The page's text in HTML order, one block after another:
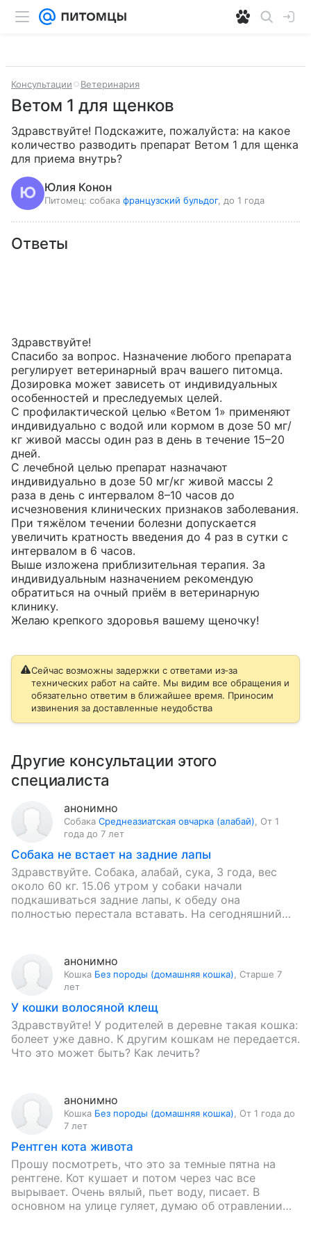
Консультации Ветеринария
Ветом 1 для щенков
Здравствуйте! Подскажите, пожалуйста: на какое
количество разводить препарат Ветом 1 для щенка
для приема внутрь?
Юлия Конон
Питомец: собака французский бульдог, до 1 года
Ответы
Здравствуйте!
Спасибо за вопрос. Назначение любого препарата
регулирует ветеринарный врач вашего питомца.
Дозировка может зависеть от индивидуальных
особенностей и преследуемых целей.
С профилактической целью «Ветом 1» применяют
индивидуально с водой или кормом в дозе 50 мг/
кг живой массы один раз в день в течение 15–20
дней.
С лечебной целью препарат назначают
индивидуально в дозе 50 мг/кг живой массы 2
раза в день с интервалом 8–10 часов до
исчезновения клинических признаков заболевания.
При тяжёлом течении болезни допускается
увеличить кратность введения до 4 раз в сутки с
интервалом в 6 часов.
Выше изложена приблизительная терапия. За
индивидуальным назначением рекомендую
обратиться на очный приём в ветеринарную
клинику.
Желаю крепкого здоровья вашему щеночку!
Сейчас возможны задержки с ответами из‑за
технических работ на сайте. Мы видим все обращения и
обязательно ответим в ближайшее время. Приносим
извинения за доставленные неудобства
Другие консультации этого
специалиста
анонимно
Собака Среднеазиатская овчарка (алабай)
От 1
года до 7 лет
Собака не встает на задние лапы
Здравствуйте. Собака, алабай, сука, 3 года, вес
около 60 кг. 15.06 утром у собаки начали
подкашиваться задние лапы, к обеду она
полностью перестала вставать. На сегодняшний
анонимно
Кошка Без породы (домашняя кошка)
Старше 7
лет
У кошки волосяной клещ
Здравствуйте! У родителей в деревне такая кошка:
болеет уже давно. К другим кошкам не передается.
Что это может быть? Как лечить?
анонимно
Кошка Без породы (домашняя кошка)
От 1 года до
7 лет
Рентген кота живота
Прошу посмотреть, что это за темные пятна на
рентгене. Кот кушает и потом через час все
вырывает. Очень вялый, пьет воду, писает. В
основном на улице гуляет, думаю об отравлении…